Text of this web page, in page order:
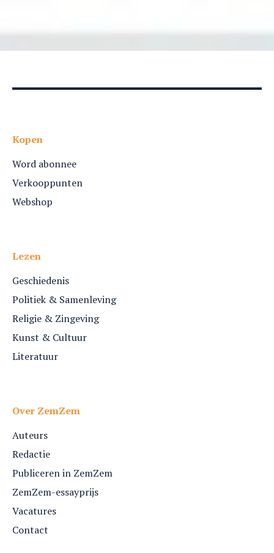
Kopen
Word abonnee
Verkooppunten
Webshop
Lezen
Geschiedenis
Politiek & Samenleving
Religie & Zingeving
Kunst & Cultuur
Literatuur
Over ZemZem
Auteurs
Redactie
Publiceren in ZemZem
ZemZem-essayprijs
Vacatures
Contact